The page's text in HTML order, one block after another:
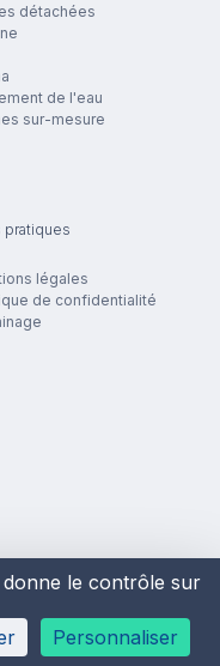
détachées
de l'eau
sur-mesure
pratiques
légales
de confidentialité
donne le contrôle sur
Personnaliser